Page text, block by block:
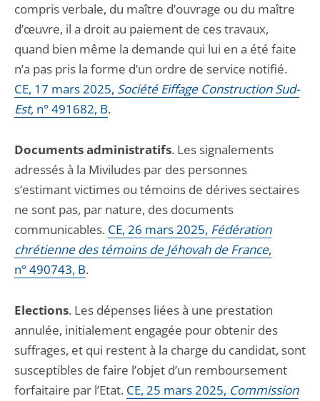
compris verbale, du maître d’ouvrage ou du maître
d’œuvre, il a droit au paiement de ces travaux,
quand bien même la demande qui lui en a été faite
n’a pas pris la forme d’un ordre de service notifié.
CE, 17 mars 2025, Société Eiffage Construction Sud-
Est, n° 491682, B.
Documents administratifs. Les signalements
adressés à la Miviludes par des personnes
s’estimant victimes ou témoins de dérives sectaires
ne sont pas, par nature, des documents
communicables. CE, 26 mars 2025, Fédération
chrétienne des témoins de Jéhovah de France,
n° 490743, B.
Elections. Les dépenses liées à une prestation
annulée, initialement engagée pour obtenir des
suffrages, et qui restent à la charge du candidat, sont
susceptibles de faire l’objet d’un remboursement
forfaitaire par l’Etat. CE, 25 mars 2025, Commission